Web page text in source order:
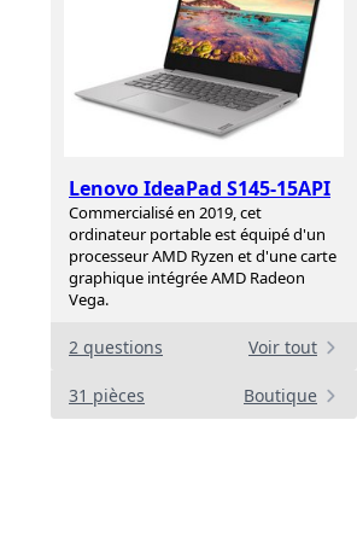
Lenovo IdeaPad S145-15API
Commercialisé en 2019, cet
ordinateur portable est équipé d'un
processeur AMD Ryzen et d'une carte
graphique intégrée AMD Radeon
Vega.
2 questions Voir tout
31 pièces Boutique